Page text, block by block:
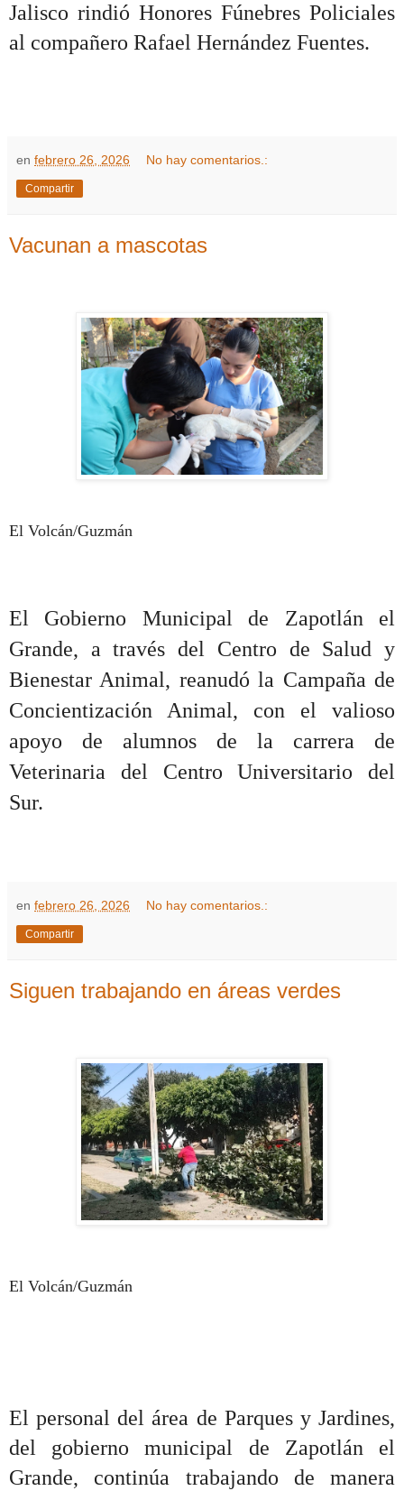
Jalisco rindió Honores Fúnebres Policiales
al compañero Rafael Hernández Fuentes.
en febrero 26, 2026 No hay comentarios.:
Compartir
Vacunan a mascotas
El Volcán/Guzmán
El Gobierno Municipal de Zapotlán el
Grande, a través del Centro de Salud y
Bienestar Animal, reanudó la Campaña de
Concientización Animal, con el valioso
apoyo de alumnos de la carrera de
Veterinaria del Centro Universitario del
Sur.
en febrero 26, 2026 No hay comentarios.:
Compartir
Siguen trabajando en áreas verdes
El Volcán/Guzmán
El personal del área de Parques y Jardines,
del gobierno municipal de Zapotlán el
Grande, continúa trabajando de manera